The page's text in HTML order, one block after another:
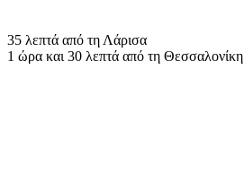
35 λεπτά από τη Λάρισα
1 ώρα και 30 λεπτά από τη Θεσσαλονίκη